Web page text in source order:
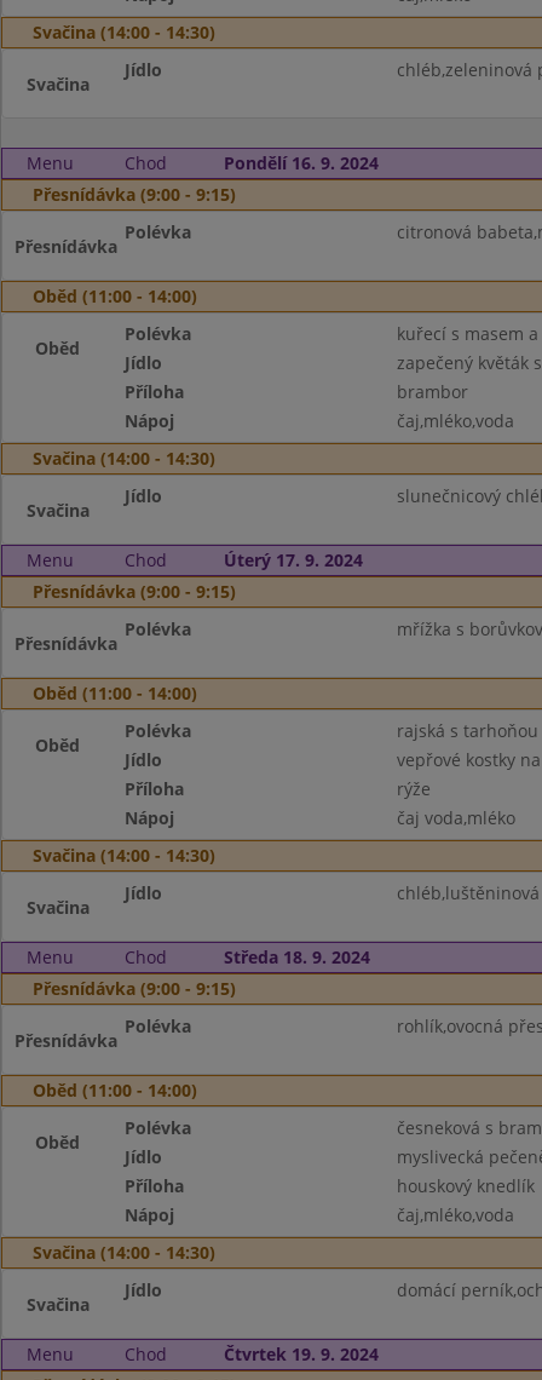
Svačina (14:00 - 14:30)
Svačina
Jídlo chléb,zeleninová
Menu Chod
Pondělí 16. 9. 2024
Přesnídávka (9:00 - 9:15)
Přesnídávka
Polévka citronová
Oběd (11:00 - 14:00)
Oběd
Polévka
kuřecí s masem
Jídlo
zapečený květák
Příloha
brambor
Nápoj
čaj,mléko,voda
Svačina (14:00 - 14:30)
Svačina
Jídlo slunečnicový
Menu Chod
Úterý 17. 9. 2024
Přesnídávka (9:00 - 9:15)
Přesnídávka
Polévka mřížka s
Oběd (11:00 - 14:00)
Oběd
Polévka
rajská s tarhoňou
Jídlo
vepřové kostky
Příloha
rýže
Nápoj
čaj voda,mléko
Svačina (14:00 - 14:30)
Svačina
Jídlo
Menu Chod
Středa 18. 9. 2024
Přesnídávka (9:00 - 9:15)
Přesnídávka
Polévka rohlík,ovocná
Oběd (11:00 - 14:00)
Oběd
Polévka
česneková s
Jídlo
myslivecká
Příloha
houskový knedlík
Nápoj
čaj,mléko,voda
Svačina (14:00 - 14:30)
Svačina
Jídlo domácí
Menu Chod
Čtvrtek 19. 9. 2024